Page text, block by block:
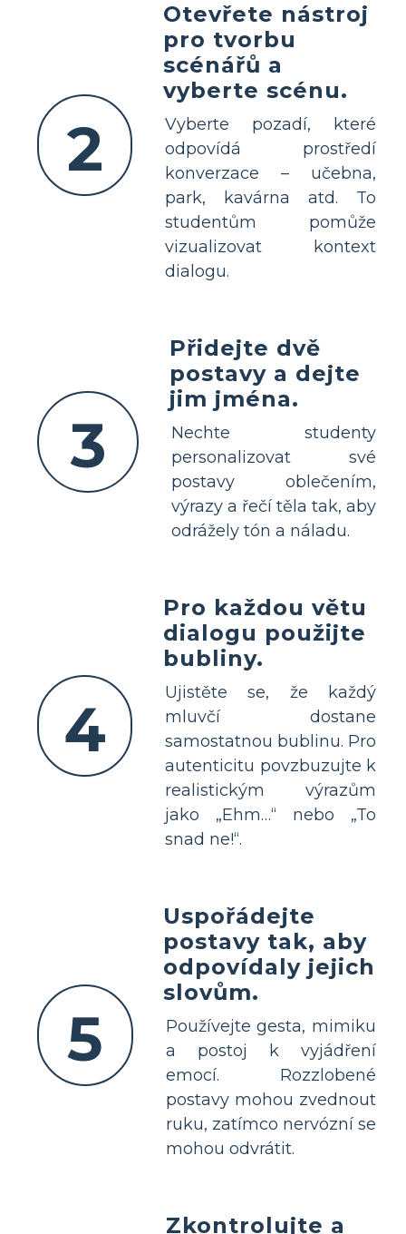
2
Otevřete nástroj
pro tvorbu
scénářů a
vyberte scénu.
Vyberte pozadí, které
odpovídá prostředí
konverzace – učebna,
park, kavárna atd. To
studentům pomůže
vizualizovat kontext
dialogu.
3
Přidejte dvě
postavy a dejte
jim jména.
Nechte studenty
personalizovat své
postavy oblečením,
výrazy a řečí těla tak, aby
odrážely tón a náladu.
4
Pro každou větu
dialogu použijte
bubliny.
Ujistěte se, že každý
mluvčí dostane
samostatnou bublinu. Pro
autenticitu povzbuzujte k
realistickým výrazům
jako „Ehm…“ nebo „To
snad ne!“.
5
Uspořádejte
postavy tak, aby
odpovídaly jejich
slovům.
Používejte gesta, mimiku
a postoj k vyjádření
emocí. Rozzlobené
postavy mohou zvednout
ruku, zatímco nervózní se
mohou odvrátit.
Zkontrolujte a